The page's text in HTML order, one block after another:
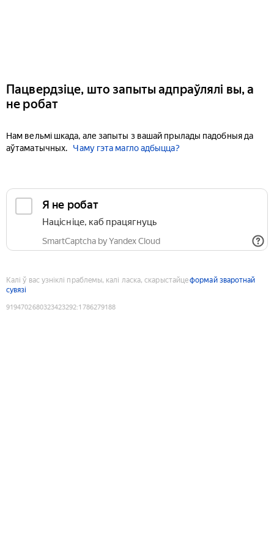
Пацвердзіце, што запыты адпраўлялі вы, а
не робат
Нам вельмі шкада, але запыты з вашай прылады падобныя да
аўтаматычных.
Чаму гэта магло адбыцца?
Я не робат
Націсніце, каб працягнуць
SmartCaptcha by Yandex Cloud
Калі ў вас узніклі праблемы, калі ласка, скарыстайцеформай зваротнай
сувязі
9194702680323423292:1786279188